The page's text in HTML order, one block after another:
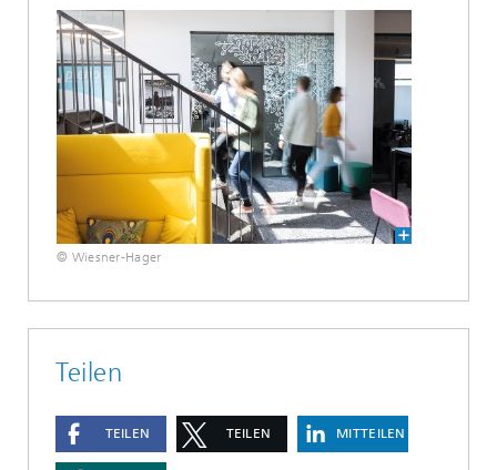
© Wiesner-Hager
Teilen
TEILEN TEILEN MITTEILEN